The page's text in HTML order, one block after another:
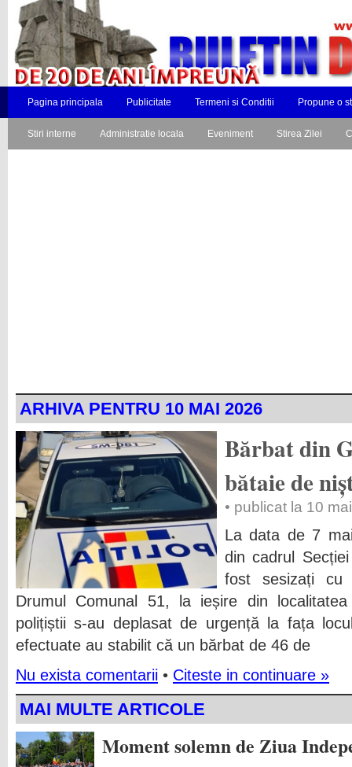
Pagina principala Publicitate Termeni si Conditii Propune o
Stiri interne Administratie locala Eveniment Stirea Zilei
ARHIVA PENTRU 10 MAI 2026
Bărbat din
bătaie de
• publicat la 10
La data de 7
din cadrul
fost sesizați
Drumul Comunal 51, la ieșire din
polițiștii s-au deplasat de urgență la fața
efectuate au stabilit că un bărbat de 46 de
Nu exista comentarii • Citeste in continuare »
MAI MULTE ARTICOLE
Moment solemn de Ziua